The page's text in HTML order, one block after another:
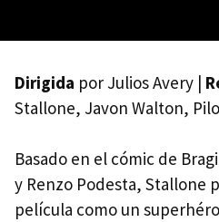
Dirigida por Julios Avery |
Stallone, Javon Walton,
Basado en el cómic de
y Renzo Podesta, Stallone
película como un